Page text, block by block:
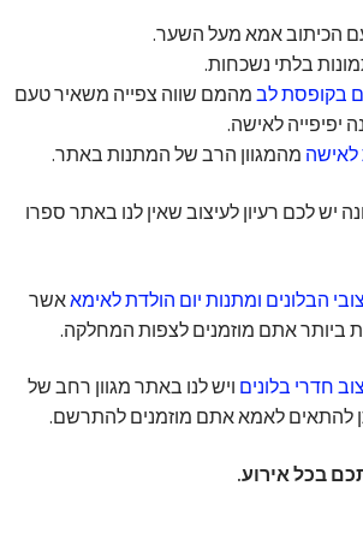
עם הכיתוב אמא מעל השער.
בלתי נשכחות.
בקופסת לב מהמם שווה צפייה משאיר טעם
יפיפייה לאישה.
לאישה מהמגוון הרב של המתנות באתר.
יש לכם רעיון לעיצוב שאין לנו באתר ספרו
הבלונים ומתנות יום הולדת לאימאאשר
ביותר אתם מוזמנים לצפות המחלקה.
חדרי בלונים ויש לנו באתר מגוון רחב של
להתאים לאמא אתם מוזמנים להתרשם.
בכל אירוע.